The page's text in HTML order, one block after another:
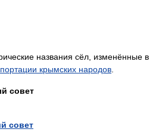
названия сёл, изменённые в
крымских народов.
совет
совет